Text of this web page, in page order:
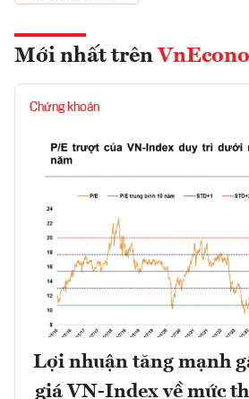
Mới nhất trên
Chứng khoán
Lợi nhuận tăng mạnh
giá VN-Index về mức